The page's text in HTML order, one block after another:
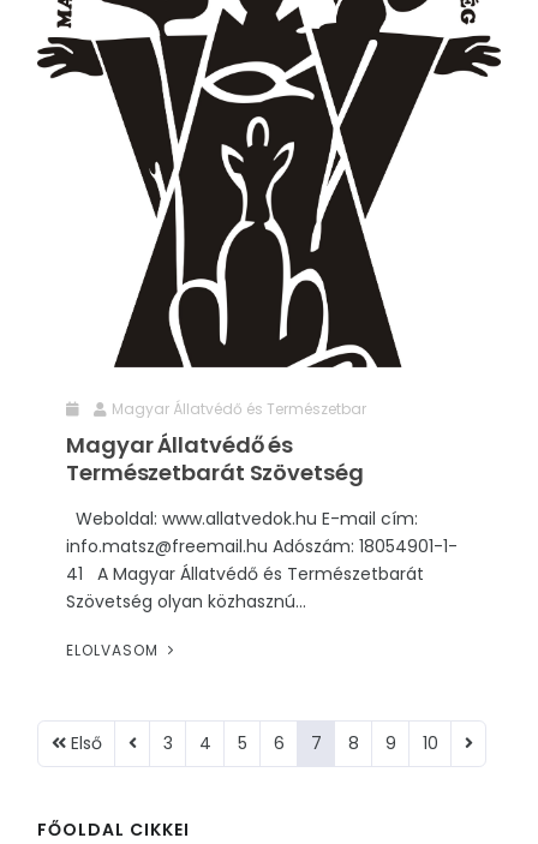
Magyar Állatvédő és Természetbar
Magyar Állatvédő és
Természetbarát Szövetség
Weboldal: www.allatvedok.hu E-mail cím:
info.matsz@freemail.hu Adószám: 18054901-1-
41 A Magyar Állatvédő és Természetbarát
Szövetség olyan közhasznú...
ELOLVASOM
Első 3 4 5 6 7 8 9 10
FŐOLDAL CIKKEI